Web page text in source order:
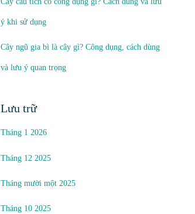
ý khi sử dụng
Cây ngũ gia bì là cây gì? Công dụng, cách dùng
và lưu ý quan trọng
Lưu trữ
Tháng 1 2026
Tháng 12 2025
Tháng mười một 2025
Tháng 10 2025